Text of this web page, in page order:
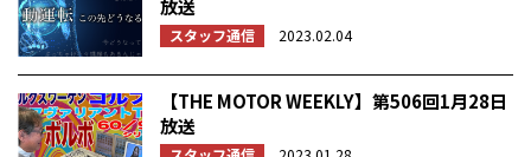
放送
スタッフ通信 2023.02.04
【THE MOTOR WEEKLY】第506回1月28日
放送